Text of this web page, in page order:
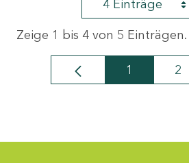
4 Einträge
Zeige 1 bis 4 von 5 Einträgen.
Seite
1 2